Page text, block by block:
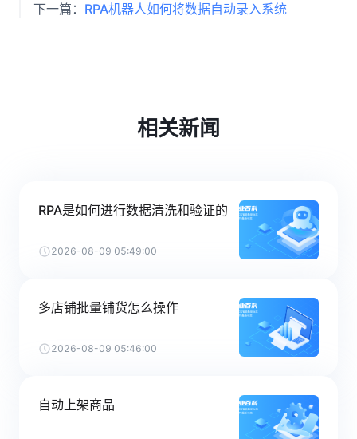
下一篇： RPA机器人如何将数据自动录入系统
相关新闻
RPA是如何进行数据清洗和验证的
2026-08-09 05:49:00
多店铺批量铺货怎么操作
2026-08-09 05:46:00
自动上架商品